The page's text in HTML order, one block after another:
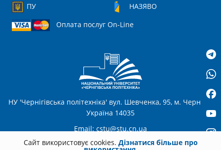
ПУ
НАЗЯВО
Оплата послуг On-Line
НУ 'Чернігівська політехніка' вул. Шевченка, 95, м. Чернігів,
Україна 14035
Email: cstu@stu.cn.ua
Сайт використовує cookies. Дізнатися більше про